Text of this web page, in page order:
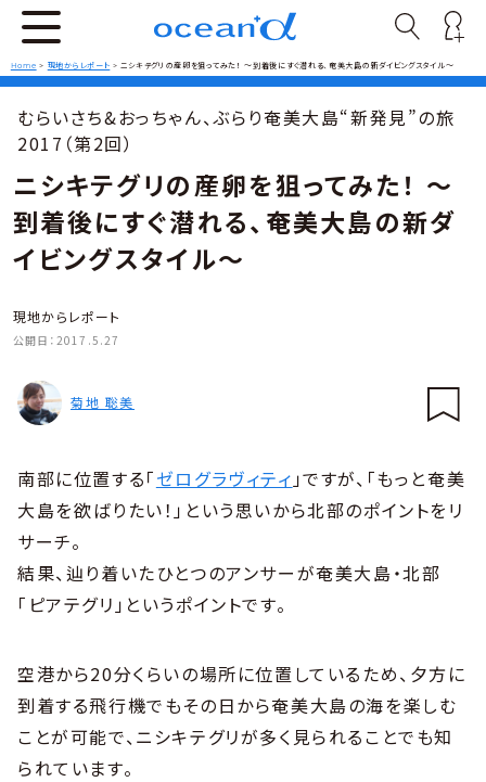
Home > 現地からレポート >ニシキテグリの産卵を狙ってみた！ 〜到着後にすぐ潜れる、奄美大島の新ダイビングスタイル〜
むらいさち&おっちゃん、ぶらり奄美大島“新発見”の旅
2017（第2回）
ニシキテグリの産卵を狙ってみた！ 〜
到着後にすぐ潜れる、奄美大島の新ダ
イビングスタイル〜
現地からレポート
公開日： 2017.5.27
菊地 聡美
南部に位置する「ゼログラヴィティ 」ですが、「もっと奄美
大島を欲ばりたい！」という思いから北部のポイントをリ
サーチ。
結果、辿り着いたひとつのアンサーが奄美大島・北部
「ピアテグリ」というポイントです。
空港から20分くらいの場所に位置しているため、夕方に
到着する飛行機でもその日から奄美大島の海を楽しむ
ことが可能で、ニシキテグリが多く見られることでも知
られています。